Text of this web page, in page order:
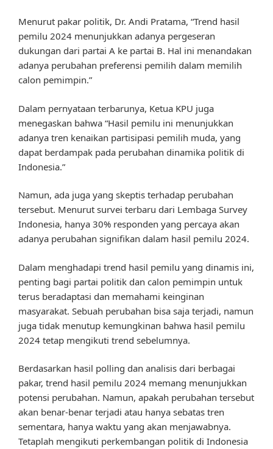
Menurut pakar politik, Dr. Andi Pratama, “Trend hasil
pemilu 2024 menunjukkan adanya pergeseran
dukungan dari partai A ke partai B. Hal ini menandakan
adanya perubahan preferensi pemilih dalam memilih
calon pemimpin.”
Dalam pernyataan terbarunya, Ketua KPU juga
menegaskan bahwa “Hasil pemilu ini menunjukkan
adanya tren kenaikan partisipasi pemilih muda, yang
dapat berdampak pada perubahan dinamika politik di
Indonesia.”
Namun, ada juga yang skeptis terhadap perubahan
tersebut. Menurut survei terbaru dari Lembaga Survey
Indonesia, hanya 30% responden yang percaya akan
adanya perubahan signifikan dalam hasil pemilu 2024.
Dalam menghadapi trend hasil pemilu yang dinamis ini,
penting bagi partai politik dan calon pemimpin untuk
terus beradaptasi dan memahami keinginan
masyarakat. Sebuah perubahan bisa saja terjadi, namun
juga tidak menutup kemungkinan bahwa hasil pemilu
2024 tetap mengikuti trend sebelumnya.
Berdasarkan hasil polling dan analisis dari berbagai
pakar, trend hasil pemilu 2024 memang menunjukkan
potensi perubahan. Namun, apakah perubahan tersebut
akan benar-benar terjadi atau hanya sebatas tren
sementara, hanya waktu yang akan menjawabnya.
Tetaplah mengikuti perkembangan politik di Indonesia